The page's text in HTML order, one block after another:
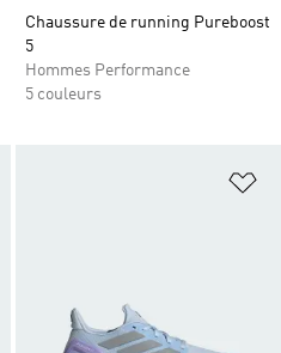
Chaussure de running Pureboost
5
Hommes Performance
5 couleurs
Ajouter à la Liste de produits